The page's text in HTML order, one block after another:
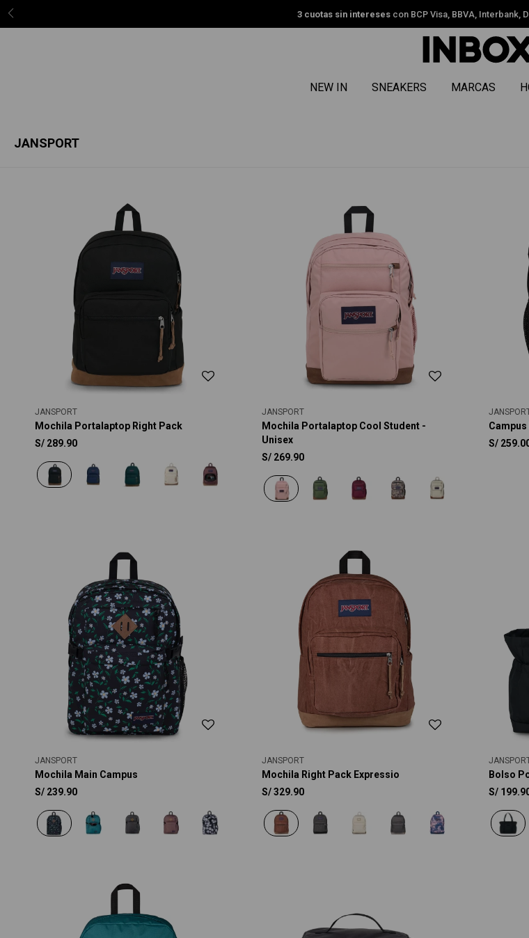
3 cuotas sin intereses con BCP Visa, BBVA, Interbank,
NEW IN SNEAKERS MARCAS
JANSPORT
JANSPORT
Mochila Portalaptop Right Pack
S/ 289.90
JANSPORT
Mochila Portalaptop Cool Student -
Unisex
S/ 269.90
S/
JANSPORT
Mochila Main Campus
S/ 239.90
JANSPORT
Mochila Right Pack Expressio
S/329.90
Bolso
S/